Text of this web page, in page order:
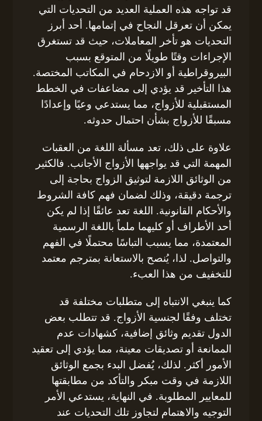
قد تواجه هذه العملية العديد من التحديات التي
يمكن أن تعرقل النجاح في إتمامها. أحد أبرز
التحديات هو تأخر المعاملات، حيث قد تستغرق
الإجراءات وقتًا طويلًا من المتوقع بسبب
البيروقراطية أو الازدحام في المكاتب المختصة.
هذا التأخير قد يؤدي إلى مضاعفات في الخطط
المستقبلية للأزواج، مما يستدعي وعيًا وإعدادًا
مسبقًا للأزواج بشأن احتمال حدوثه.
علاوة على ذلك، تعد مسألة اللغة من العقبات
المهمة التي قد يواجهها الأزواج الأجانب. فالكثير
من الوثائق اللازمة لتوثيق الزواج بحاجة إلى
ترجمة دقيقة، وذلك لضمان فهم كافة الشروط
والأحكام القانونية. اللغة تعد عائقًا إذا لم يكن
أحد الأطراف أو كليهما ملماً باللغة الرسمية
المعتمدة، مما يسبب التباسًا محتملًا في الفهم
والتواصل. لذا، يُنصح بالاستعانة بمترجم معتمد
للتخفيف من هذا العبء.
كما ينبغي الانتباه إلى متطلبات مختلفة قد
تختلف وفقًا لجنسية الأزواج. قد تتطلب بعض
الدول تقديم وثائق إضافية، كشهادات عدم
الممانعة أو تصديقات معينة، مما يؤدي إلى تعقيد
الأمور أكثر. لذلك، يُفضل البدء بجمع الوثائق
اللازمة في وقت مبكر والتأكد من مطابقتها
للمعايير المطلوبة. في النهاية، يستدعي الأمر
التوجيه والاهتمام لتجاوز تلك التحديات عند